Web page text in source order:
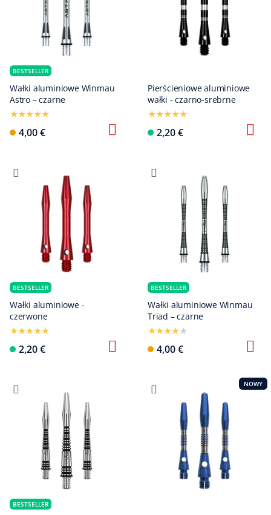
BESTSELLER
Wałki aluminiowe Winmau
Astro – czarne
4,00 €
Pierścieniowe aluminiowe
wałki - czarno-srebrne
2,20 €
BESTSELLER
Wałki aluminiowe -
czerwone
2,20 €
BESTSELLER
Wałki aluminiowe Winmau
Triad – czarne
4,00 €
BESTSELLER
NOWY